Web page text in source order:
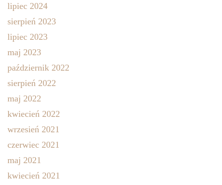
lipiec 2024
sierpień 2023
lipiec 2023
maj 2023
październik 2022
sierpień 2022
maj 2022
kwiecień 2022
wrzesień 2021
czerwiec 2021
maj 2021
kwiecień 2021